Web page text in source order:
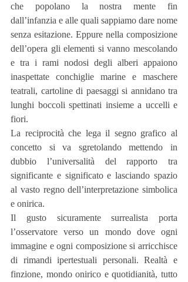
che popolano la nostra mente fin
dall’infanzia e alle quali sappiamo dare nome
senza esitazione. Eppure nella composizione
dell’opera gli elementi si vanno mescolando
e tra i rami nodosi degli alberi appaiono
inaspettate conchiglie marine e maschere
teatrali, cartoline di paesaggi si annidano tra
lunghi boccoli spettinati insieme a uccelli e
fiori.
La reciprocità che lega il segno grafico al
concetto si va sgretolando mettendo in
dubbio l’universalità del rapporto tra
significante e significato e lasciando spazio
al vasto regno dell’interpretazione simbolica
e onirica.
Il gusto sicuramente surrealista porta
l’osservatore verso un mondo dove ogni
immagine e ogni composizione si arricchisce
di rimandi ipertestuali personali. Realtà e
finzione, mondo onirico e quotidianità, tutto